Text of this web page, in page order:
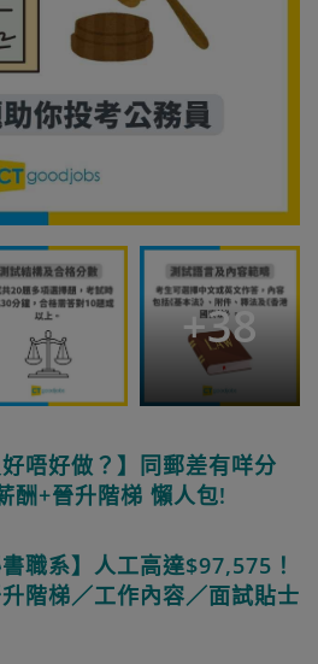
+38
唔好做？】同郵差有咩分
酬+晉升階梯 懶人包!
職系】人工高達$97,575！
階梯／工作內容／面試貼士